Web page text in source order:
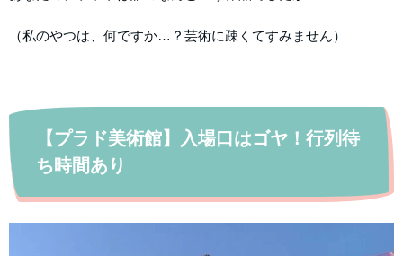
（私のやつは、何ですか…？芸術に疎くてすみません）
【プラド美術館】入場口はゴヤ！行列待
ち時間あり